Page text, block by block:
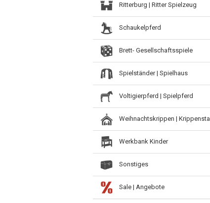
Ritterburg | Ritter Spielzeug
Schaukelpferd
Brett- Gesellschaftsspiele
Spielständer | Spielhaus
Voltigierpferd | Spielpferd
Weihnachtskrippen | Krippenstall
Werkbank Kinder
Sonstiges
Sale | Angebote